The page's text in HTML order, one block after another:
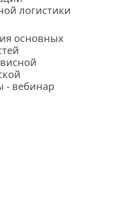
логистики
основных
- вебинар